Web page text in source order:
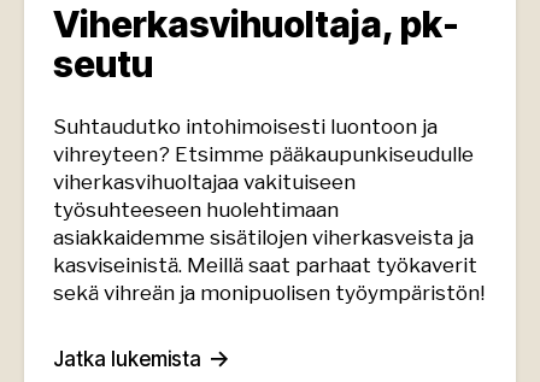
Viherkasvihuoltaja, pk-
seutu
Suhtaudutko intohimoisesti luontoon ja
vihreyteen? Etsimme pääkaupunkiseudulle
viherkasvihuoltajaa vakituiseen
työsuhteeseen huolehtimaan
asiakkaidemme sisätilojen viherkasveista ja
kasviseinistä. Meillä saat parhaat työkaverit
sekä vihreän ja monipuolisen työympäristön!
Jatka lukemista